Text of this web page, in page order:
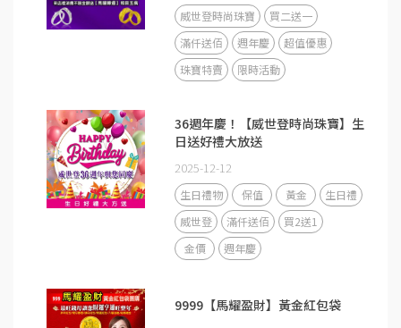
威世登時尚珠寶
買二送一
滿仟送佰
週年慶
超值優惠
珠寶特賣
限時活動
36週年慶！【威世登時尚珠寶】生
日送好禮大放送
2025-12-12
生日禮物 保值 黃金
生日禮
威世登
滿仟送佰
買2送1
金價
週年慶
9999【馬耀盈財】黃金紅包袋